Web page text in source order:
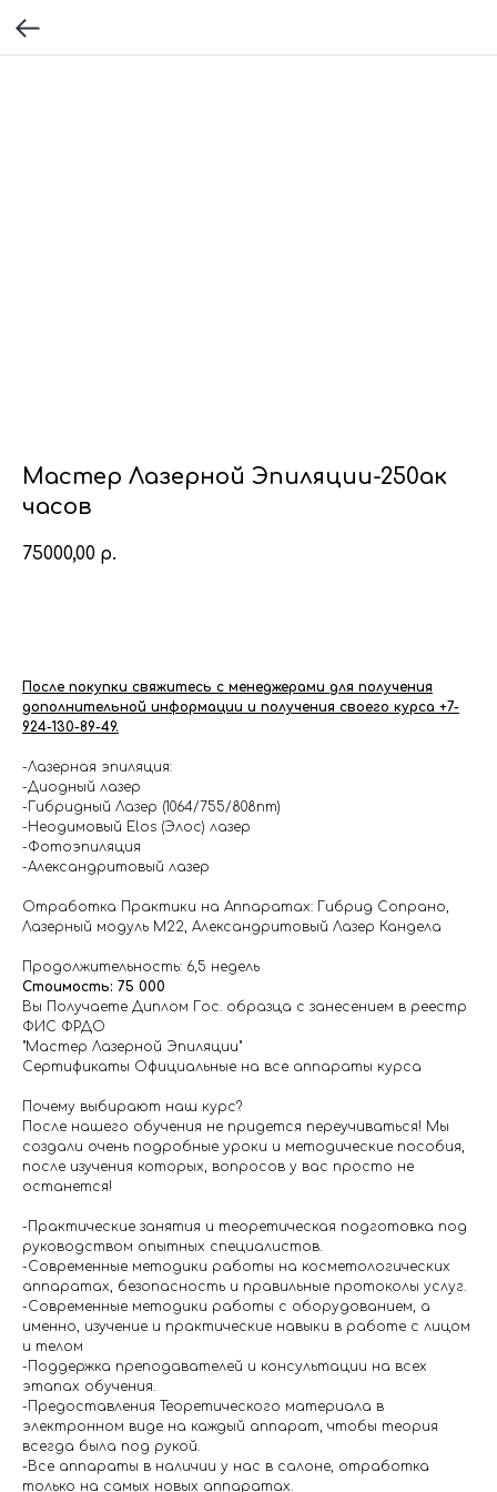
Мастер Лазерной Эпиляции-250ак
часов
75000,00 р.
После покупки свяжитесь с менеджерами для получения
дополнительной информации и получения своего курса +7-
924-130-89-49.
-Лазерная эпиляция:
-Диодный лазер
-Гибридный Лазер (1064/755/808nm)
-Неодимовый Elos (Элос) лазер
-Фотоэпиляция
-Александритовый лазер
Отработка Практики на Аппаратах: Гибрид Сопрано,
Лазерный модуль М22, Александритовый Лазер Кандела
Продолжительность: 6,5 недель
Стоимость: 75 000
Вы Получаете Диплом Гос. образца с занесением в реестр
ФИС ФРДО
"Мастер Лазерной Эпиляции"
Сертификаты Официальные на все аппараты курса
Почему выбирают наш курс?
После нашего обучения не придется переучиваться! Мы
создали очень подробные уроки и методические пособия,
после изучения которых, вопросов у вас просто не
останется!
-Практические занятия и теоретическая подготовка под
руководством опытных специалистов.
-Современные методики работы на косметологических
аппаратах, безопасность и правильные протоколы услуг.
-Современные методики работы с оборудованием, а
именно, изучение и практические навыки в работе с лицом
и телом
-Поддержка преподавателей и консультации на всех
этапах обучения.
-Предоставления Теоретического материала в
электронном виде на каждый аппарат, чтобы теория
всегда была под рукой.
-Все аппараты в наличии у нас в салоне, отработка
только на самых новых аппаратах.